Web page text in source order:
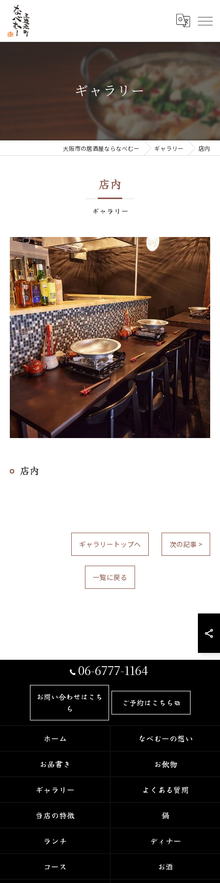
ギャラリー
大阪市の居酒屋ならなべむー ギャラリー 店内
ギャラリー
店内
店内
ギャラリートップへ 次の記事 >
一覧に戻る
06-6777-1164
お問い合わせはこち
ら
ご予約はこちら
ホーム なべむーの想い
お品書き お飲物
ギャラリー よくある質問
当店の特徴 鍋
ランチ ディナー
コース お酒